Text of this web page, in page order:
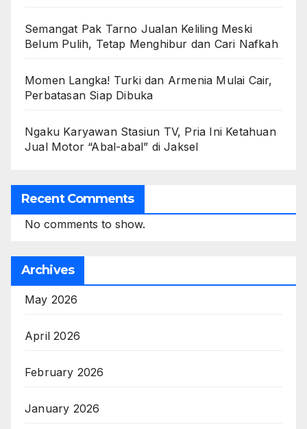
Semangat Pak Tarno Jualan Keliling Meski
Belum Pulih, Tetap Menghibur dan Cari Nafkah
Momen Langka! Turki dan Armenia Mulai Cair,
Perbatasan Siap Dibuka
Ngaku Karyawan Stasiun TV, Pria Ini Ketahuan
Jual Motor “Abal-abal” di Jaksel
Recent Comments
No comments to show.
Archives
May 2026
April 2026
February 2026
January 2026